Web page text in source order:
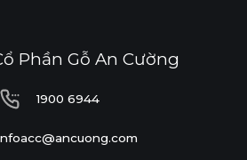
Phần Gỗ An Cường
1900 6944
1900 6944